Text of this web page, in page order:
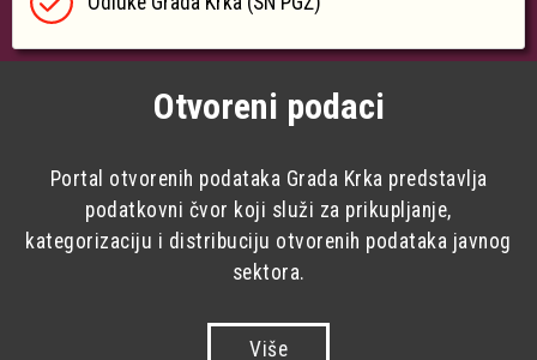
Otvoreni podaci
Portal otvorenih podataka Grada Krka predstavlja
podatkovni čvor koji služi za prikupljanje,
kategorizaciju i distribuciju otvorenih podataka javnog
sektora.
Više